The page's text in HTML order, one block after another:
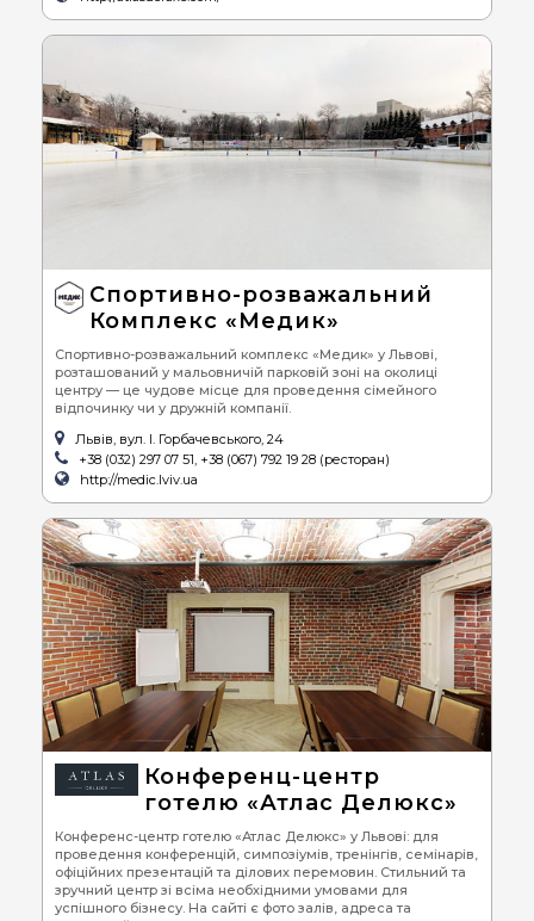
Спортивно-розважальний
Комплекс «Медик»
Спортивно-розважальний комплекс «Медик» у Львові,
розташований у мальовничій парковій зоні на околиці
центру — це чудове місце для проведення сімейного
відпочинку чи у дружній компанії.
Львів, вул. І. Горбачевського, 24
+38 (032) 297 07 51, +38 (067) 792 19 28 (ресторан)
http://medic.lviv.ua
Конференц-центр
готелю «Атлас Делюкс»
Конференс-центр готелю «Атлас Делюкс» у Львові: для
проведення конференцій, симпозіумів, тренінгів, семінарів,
офіційних презентацій та ділових перемовин. Стильний та
зручний центр зі всіма необхідними умовами для
успішного бізнесу. На сайті є фото залів, адреса та